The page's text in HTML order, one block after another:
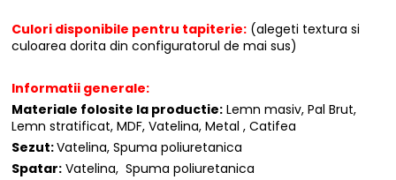
Culori disponibile pentru tapiterie: (alegeti textura si
culoarea dorita din configuratorul de mai sus)
Informatii generale:
Materiale folosite la productie: Lemn masiv, Pal Brut,
Lemn stratificat, MDF, Vatelina, Metal , Catifea
Sezut:Vatelina, Spuma poliuretanica
Spatar: Vatelina, Spuma poliuretanica